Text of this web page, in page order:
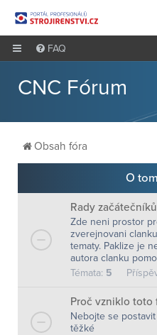
FAQ
CNC Fórum
Obsah fóra
O
Rady
Zde neni prostor
zverejnovani
tematy. Paklize je
autora clanku
Témata: 5
Proč vzniklo toto
Nebojte se
těžké